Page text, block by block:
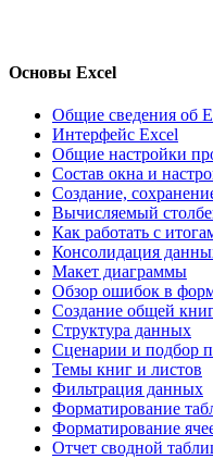
Основы Excel
Общие сведения об
Интерфейс Excel
Общие настройки
Состав окна и
Создание,
Вычисляемый
Как работать с
Консолидация
Макет диаграммы
Обзор ошибок в
Создание общей
Структура данных
Сценарии и подбор
Темы книг и листов
Фильтрация данных
Форматирование
Форматирование
Отчет сводной